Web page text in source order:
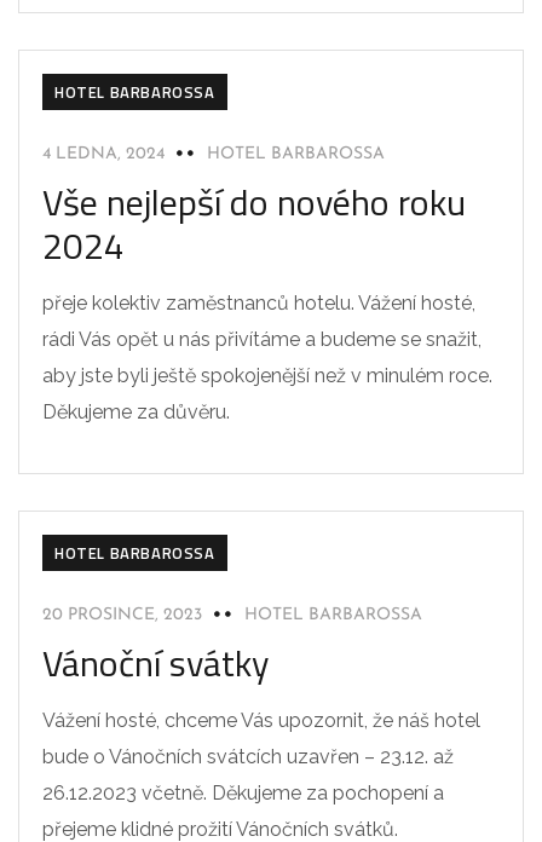
HOTEL BARBAROSSA
4 LEDNA, 2024 HOTEL BARBAROSSA
Vše nejlepší do nového roku
2024
přeje kolektiv zaměstnanců hotelu. Vážení hosté,
rádi Vás opět u nás přivítáme a budeme se snažit,
aby jste byli ještě spokojenější než v minulém roce.
Děkujeme za důvěru.
HOTEL BARBAROSSA
20 PROSINCE, 2023 HOTEL BARBAROSSA
Vánoční svátky
Vážení hosté, chceme Vás upozornit, že náš hotel
bude o Vánočních svátcích uzavřen – 23.12. až
26.12.2023 včetně. Děkujeme za pochopení a
přejeme klidné prožití Vánočních svátků.